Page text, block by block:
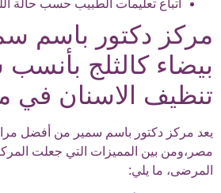
اتباع تعليمات الطبيب حسب حالة
مركز دكتور باسم
بيضاء كالثلج
تنظيف الاسنان في
يعد مركز دكتور باسم سمير من أفضل
مصر،ومن بين المميزات التي جعلت المركز
المرضى، ما يلي: